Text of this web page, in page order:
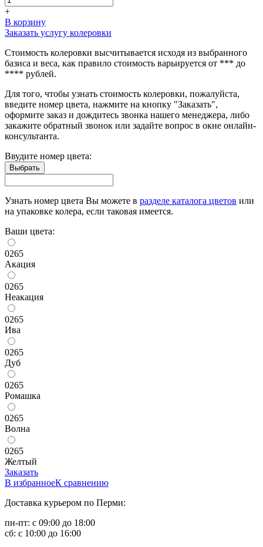
+
В корзину
Заказать услугу колеровки
Стоимость колеровки высчитывается исходя из выбранного
базиса и веса, как правило стоимость варьируется от *** до
**** рублей.
Для того, чтобы узнать стоимость колеровки, пожалуйста,
введите номер цвета, нажмите на кнопку "Заказать",
оформите заказ и дождитесь звонка нашего менеджера, либо
закажите обратный звонок или задайте вопрос в окне онлайн-
консультанта.
Ввудите номер цвета:
Узнать номер цвета Вы можете в разделе каталога цветов или
на упаковке колера, если таковая имеется.
Ваши цвета:
0265
Акация
0265
Неакация
0265
Ива
0265
Дуб
0265
Ромашка
0265
Волна
0265
Желтый
Заказать
В избранноеК сравнению
Доставка курьером по Перми:
пн-пт: с 09:00 до 18:00
сб: с 10:00 до 16:00